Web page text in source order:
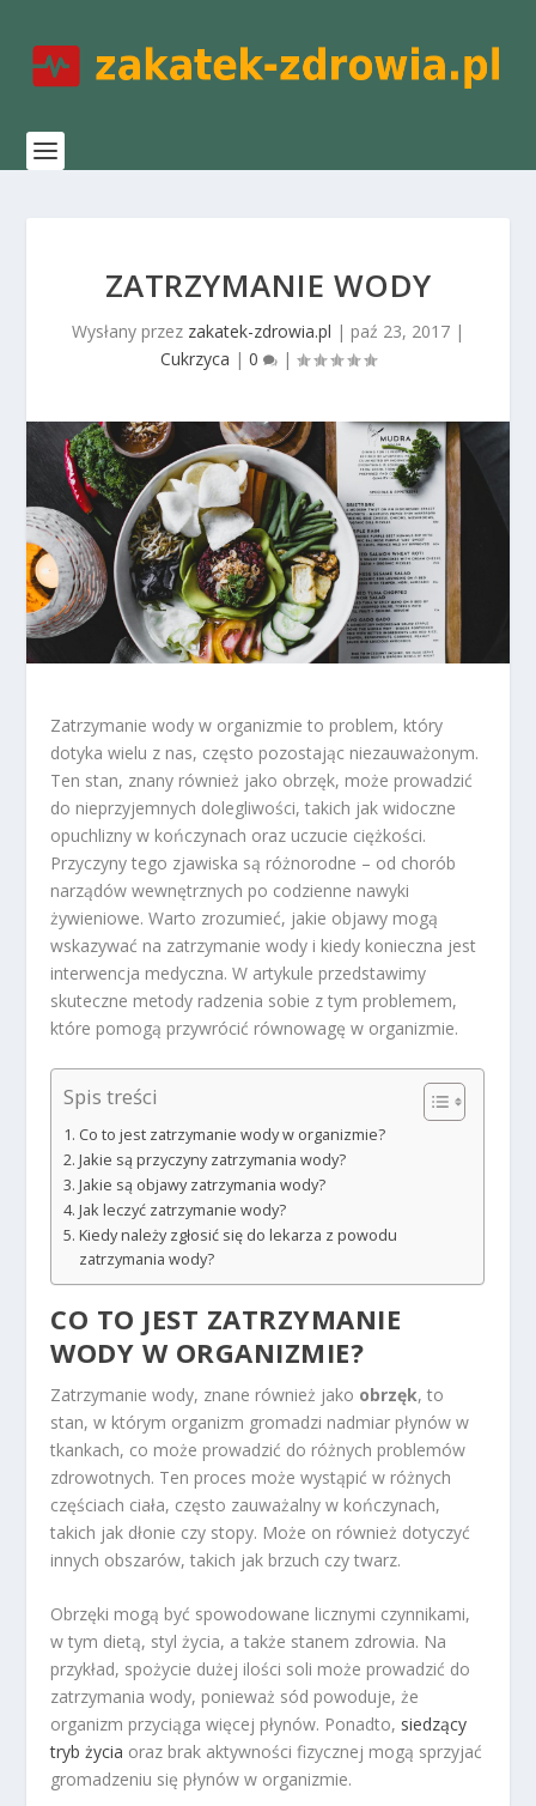
ZATRZYMANIE WODY
Wysłany przez zakatek-zdrowia.pl | paź 23, 2017 |
Cukrzyca | 0 |
Zatrzymanie wody w organizmie to problem, który
dotyka wielu z nas, często pozostając niezauważonym.
Ten stan, znany również jako obrzęk, może prowadzić
do nieprzyjemnych dolegliwości, takich jak widoczne
opuchlizny w kończynach oraz uczucie ciężkości.
Przyczyny tego zjawiska są różnorodne – od chorób
narządów wewnętrznych po codzienne nawyki
żywieniowe. Warto zrozumieć, jakie objawy mogą
wskazywać na zatrzymanie wody i kiedy konieczna jest
interwencja medyczna. W artykule przedstawimy
skuteczne metody radzenia sobie z tym problemem,
które pomogą przywrócić równowagę w organizmie.
Spis treści
Co to jest zatrzymanie wody w organizmie?
Jakie są przyczyny zatrzymania wody?
Jakie są objawy zatrzymania wody?
Jak leczyć zatrzymanie wody?
Kiedy należy zgłosić się do lekarza z powodu
zatrzymania wody?
CO TO JEST ZATRZYMANIE
WODY W ORGANIZMIE?
Zatrzymanie wody, znane również jako obrzęk, to
stan, w którym organizm gromadzi nadmiar płynów w
tkankach, co może prowadzić do różnych problemów
zdrowotnych. Ten proces może wystąpić w różnych
częściach ciała, często zauważalny w kończynach,
takich jak dłonie czy stopy. Może on również dotyczyć
innych obszarów, takich jak brzuch czy twarz.
Obrzęki mogą być spowodowane licznymi czynnikami,
w tym dietą, styl życia, a także stanem zdrowia. Na
przykład, spożycie dużej ilości soli może prowadzić do
zatrzymania wody, ponieważ sód powoduje, że
organizm przyciąga więcej płynów. Ponadto, siedzący
tryb życia oraz brak aktywności fizycznej mogą sprzyjać
gromadzeniu się płynów w organizmie.